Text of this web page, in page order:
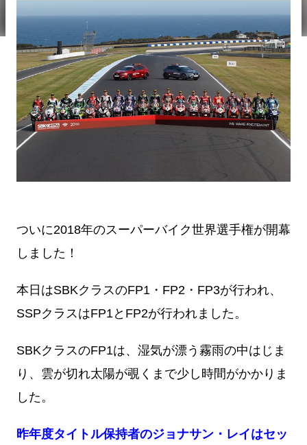
ついに2018年のスーパーバイク世界選手権が開幕
しました！
本日はSBKクラスのFP1・FP2・FP3が行われ、
SSPクラスはFP1とFP2が行われました。
SBKクラスのFP1は、湿気が漂う霧雨の中はじま
り、雲が切れ太陽が覗くまで少し時間がかかりま
した。
昨年度タイトル保持者のジョナサン・レイはセッ